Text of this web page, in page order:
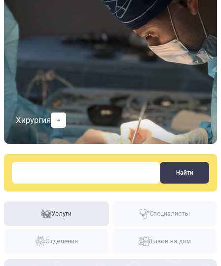
Хирургия
Услуги Специалисты
Отделения Вызов на дом